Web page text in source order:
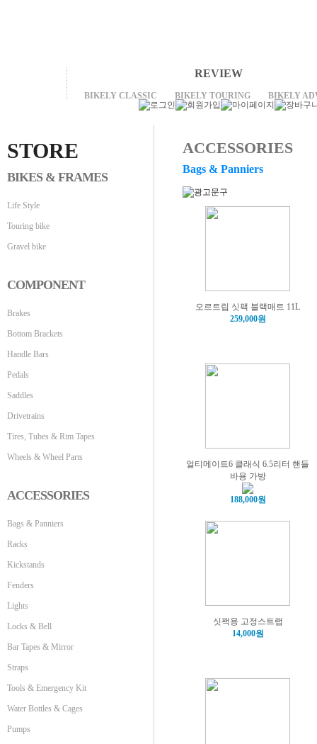
REVIEW
BIKELY CLASSIC BIKELY TOURING BIKELY
STORE
BIKES & FRAMES
Life Style
Touring bike
Gravel bike
COMPONENT
Brakes
Bottom Brackets
Handle Bars
Pedals
Saddles
Drivetrains
Tires, Tubes & Rim Tapes
Wheels & Wheel Parts
ACCESSORIES
Bags & Panniers
Racks
Kickstands
Fenders
Lights
Locks & Bell
Bar Tapes & Mirror
Straps
Tools & Emergency Kit
Water Bottles & Cages
Pumps
ACCESSORIES
Bags & Panniers
오르트립 싯팩 블랙매트 11L
259,000원
얼티메이트6 클래식 6.5리터 핸들
바용 가방
188,000원
싯팩용 고정스트랩
14,000원